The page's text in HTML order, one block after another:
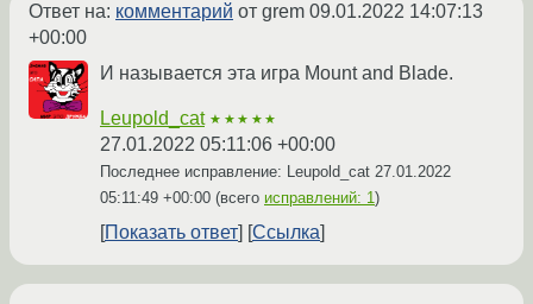
Ответ на: комментарий от grem 09.01.2022 14:07:13
+00:00
И называется эта игра Mount and Blade.
Leupold_cat ★★★★★
27.01.2022 05:11:06 +00:00
Последнее исправление: Leupold_cat 27.01.2022
05:11:49 +00:00 (всего исправлений: 1)
Показать ответ Ссылка